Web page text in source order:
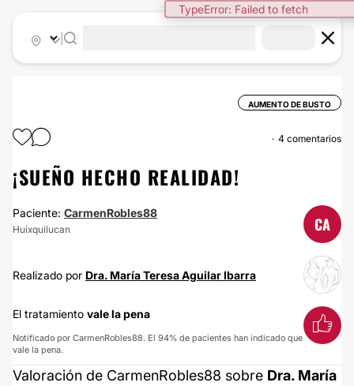
TypeError: Failed to fetch
AUMENTO DE BUSTO
4 comentarios
¡SUEÑO HECHO REALIDAD!
Paciente: CarmenRobles88
Huixquilucan CA
Realizado por Dra. María Teresa Aguilar Ibarra
El tratamiento vale la pena
Notificado por CarmenRobles88. El 94% de pacientes han indicado que
vale la pena.
Valoración de CarmenRobles88 sobre Dra. María